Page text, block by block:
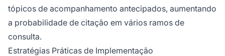
tópicos de acompanhamento antecipados, aumentando
a probabilidade de citação em vários ramos de
consulta.
Estratégias Práticas de Implementação